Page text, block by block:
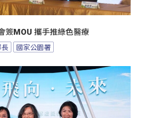
簽MOU 攜手推綠色醫療
長 國家公園署